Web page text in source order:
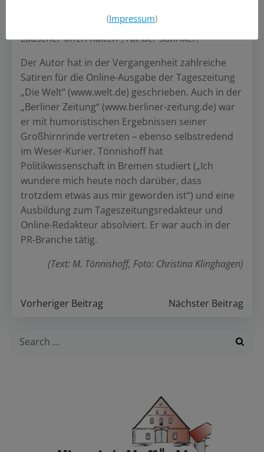
„Zeitung lesen, Radio hören und Augen sowie die
Lauscher offen halten“, rät der Satiriker.
Der Autor hat in der Vergangenheit zahlreiche
Satiren für die Online-Ausgabe der Tageszeitung
„Die Welt“ (www.welt.de) geschrieben. Auch in der
„Berliner Zeitung“ (www.berliner-zeitung.de) war
er mit humoristischen Ergebnissen seiner
Großhirnrinde vertreten – ebenso selbstredend
im Weser-Kurier. Tönnishoff hat
Politikwissenschaft in Bremen studiert („Ich
wundere mich heute noch darüber, dass
trotzdem etwas aus mir geworden ist“) und eine
Ausbildung zum Tageszeitungsredakteur und
Online-Redakteur absolviert. Er war auch in der
PR-Branche tätig.
(Text: M. Tönnishoff, Foto: Christina Klinghagen)
Post
navigation
Vorheriger Beitrag
Post
navigation
Nächster Beitrag
Search
(Impressum)